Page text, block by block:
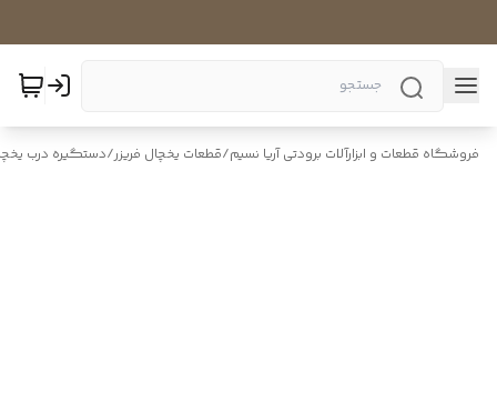
فروشگاه قطعات و ابزارآلات برودتی آریا نسیم/قطعات یخچال فریزر/دستگیره درب